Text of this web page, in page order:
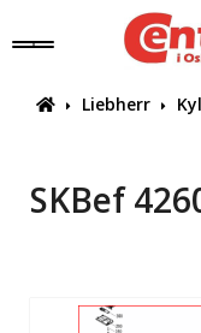
Liebherr
SKBef